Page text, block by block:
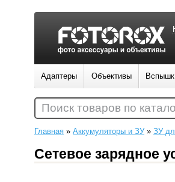
Главная » Аккумуляторы и ЗУ » ЗУ
Сетевое зарядное
Адаптеры Объективы
Поиск товаров по